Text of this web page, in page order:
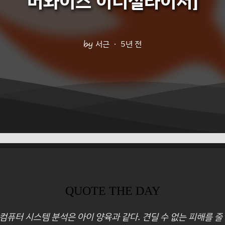
서근 5년 전
QUOTE THE DAY
퓨터 시스템 분석은 아이 양육과 같다. 견딜 수 없는 피해를 줄